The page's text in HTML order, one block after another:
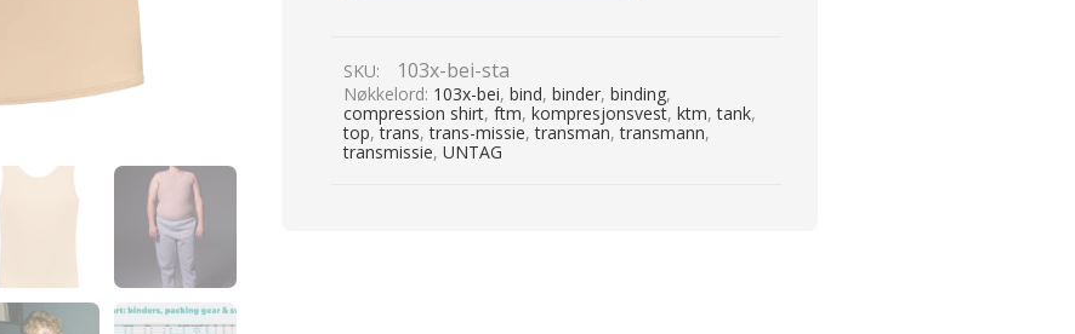
antall
SKU: 103x-bei-sta
Nøkkelord: 103x-bei,bind,binder,binding,
compression shirt,ftm,kompresjonsvest,ktm,tank,
top,trans,trans-missie,transman,transmann,
transmissie,UNTAG